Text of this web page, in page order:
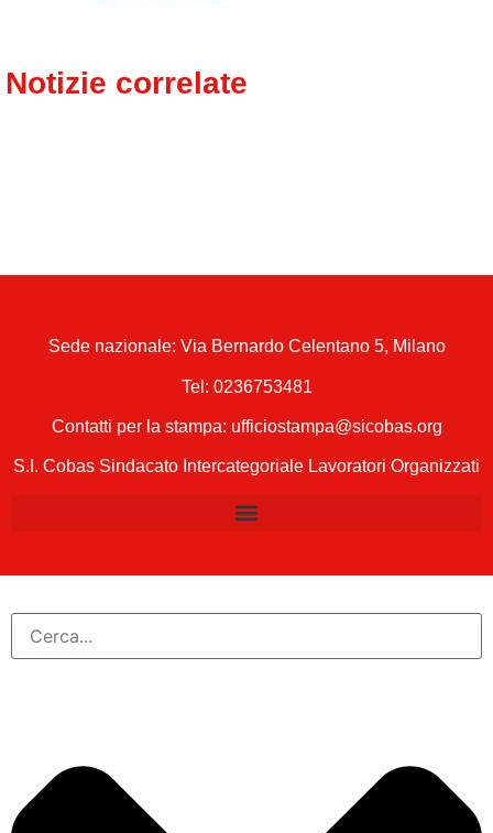
Notizie correlate
Sede nazionale: Via Bernardo Celentano 5, Milano
Tel: 0236753481
Contatti per la stampa: ufficiostampa@sicobas.org
S.I. Cobas Sindacato Intercategoriale Lavoratori Organizzati